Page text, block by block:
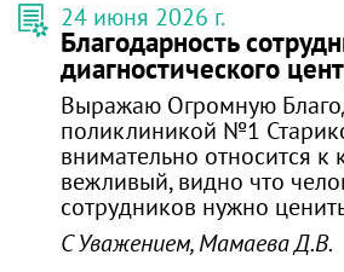
24 июня 2026 г.
Благодарность
диагностического
Выражаю Огромную
поликлиникой №1
внимательно относится
вежливый, видно что
сотрудников нужно
С Уважением, Мамаева Д.В.